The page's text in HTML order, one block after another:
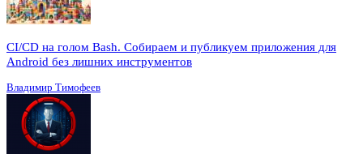
CI/CD на голом Bash. Собираем и публикуем приложения для
Android без лишних инструментов
Владимир Тимофеев